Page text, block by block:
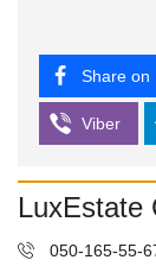
Share on
Viber
LuxEstate
050-165-55-